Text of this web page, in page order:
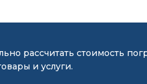
рассчитать стоимость
и услуги.